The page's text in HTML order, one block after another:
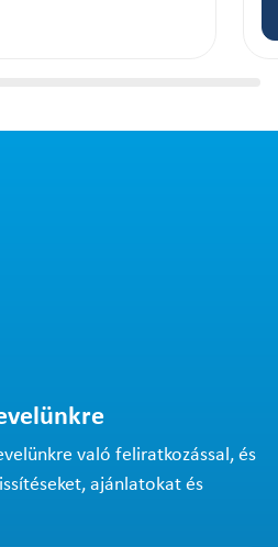
való feliratkozással, és
ajánlatokat és